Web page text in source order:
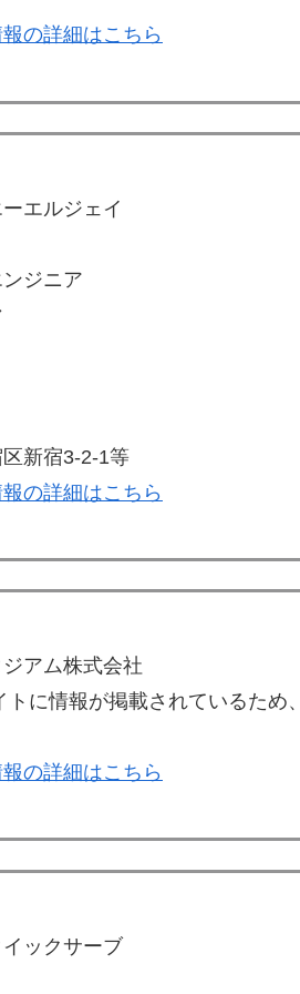
の詳細はこちら
エルジェイ
ンジニア
区新宿3-2-1等
の詳細はこちら
ジアム株式会社
トに情報が掲載されているため
の詳細はこちら
イックサーブ